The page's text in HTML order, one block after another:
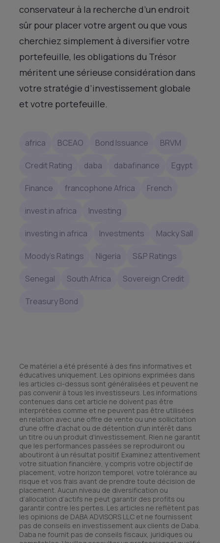
conservateur à la recherche d’un endroit
sûr pour placer votre argent ou que vous
cherchiez simplement à diversifier votre
portefeuille, les obligations du Trésor
méritent une sérieuse considération dans
votre stratégie d’investissement globale
et votre portefeuille.
africa BCEAO Bond Issuance BRVM
Credit Rating daba dabafinance Egypt
Finance francophone Africa French
invest in africa Investing
investing in africa Investments Macky Sall
Moody’s Ratings Nigeria S&P Ratings
Senegal South Africa Sovereign Credit
Treasury Bond
Ce matériel a été présenté à des fins informatives et
éducatives uniquement. Les opinions exprimées dans
les articles ci-dessus sont généralisées et peuvent ne
pas convenir à tous les investisseurs. Les informations
contenues dans cet article ne doivent pas être
interprétées comme et ne peuvent pas être utilisées
en relation avec une offre de vente ou une sollicitation
d'une offre d'achat ou de détention d'un intérêt dans
un titre ou un produit d'investissement. Rien ne garantit
que les performances passées se reproduiront ou
aboutiront à un résultat positif. Examinez attentivement
votre situation financière, y compris votre objectif de
placement, votre horizon temporel, votre tolérance au
risque et vos frais avant de prendre toute décision de
placement. Aucun niveau de diversification ou
d’allocation d’actifs ne peut garantir des profits ou
garantir contre les pertes. Les articles ne reflètent pas
les opinions de DABA ADVISORS LLC et ne fournissent
pas de conseils en investissement aux clients de Daba.
Daba ne fournit pas de conseils fiscaux, juridiques ou